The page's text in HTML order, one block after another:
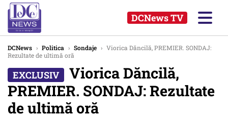
DCNews TV
DCNews › Politica › Sondaje › Viorica Dăncilă, PREMIER. SONDAJ:
Rezultate de ultimă oră
Viorica Dăncilă,
PREMIER. SONDAJ: Rezultate
de ultimă oră